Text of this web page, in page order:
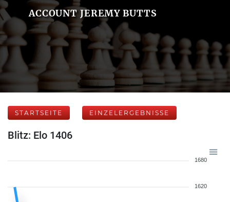
ACCOUNT JEREMY BUTTS
STARTSEITE EINZELERGEBNISSE
Blitz: Elo 1406
1680
1620